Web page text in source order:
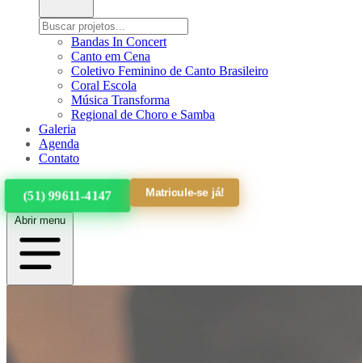
Bandas In Concert
Canto em Cena
Coletivo Feminino de Canto Brasileiro
Coral Escola
Música Transforma
Regional de Choro e Samba
Galeria
Agenda
Contato
(51) 99611-4147 Matricule-se já!
Abrir menu